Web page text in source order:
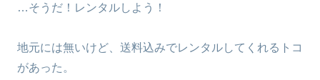
…そうだ！レンタルしよう！
地元には無いけど、送料込みでレンタルしてくれるトコ
があった。